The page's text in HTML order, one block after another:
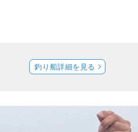
釣り船詳細を見る